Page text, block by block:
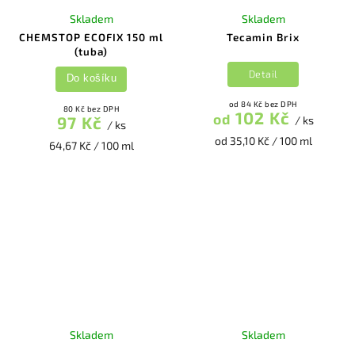
CHEMSTOP ECOFIX 150 ml
(tuba)
Skladem
80 Kč bez DPH
97 Kč / ks
64,67 Kč / 100 ml
Do košíku
Tecamin Brix
Skladem
od 84 Kč bez DPH
od 102 Kč / ks
od 35,10 Kč / 100 ml
Detail
Skladem Skladem